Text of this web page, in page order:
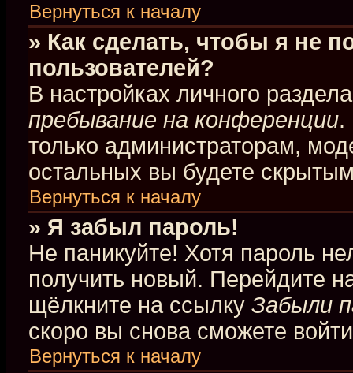
Вернуться к началу
» Как сделать, чтобы я не
пользователей?
В настройках личного
пребывание на конференции.
только администраторам,
остальных вы будете
Вернуться к началу
» Я забыл пароль!
Не паникуйте! Хотя пароль
получить новый. Перейдите
щёлкните на ссылку Забыли
скоро вы снова сможете
Вернуться к началу